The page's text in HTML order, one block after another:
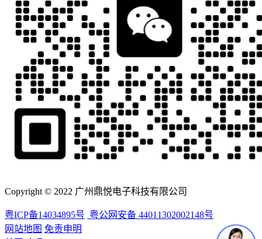
Copyright © 2022 广州鼎悦电子科技有限公司
粤ICP备14034895号 粤公网安备 44011302002148号
网站地图 免责申明